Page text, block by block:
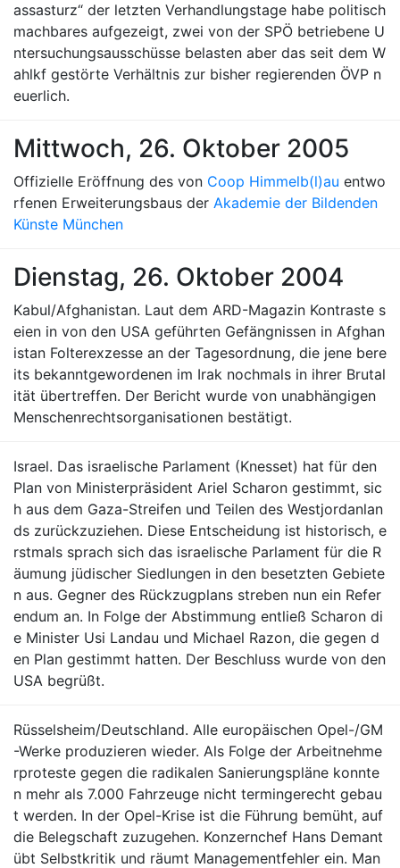
assasturz“ der letzten Verhandlungstage habe politisch
machbares aufgezeigt, zwei von der SPÖ betriebene U
ntersuchungsausschüsse belasten aber das seit dem W
ahlkf gestörte Verhältnis zur bisher regierenden ÖVP n
euerlich.
Mittwoch, 26. Oktober 2005
Offizielle Eröffnung des von Coop Himmelb(l)au entwo
rfenen Erweiterungsbaus der Akademie der Bildenden
Künste München
Dienstag, 26. Oktober 2004
Kabul/Afghanistan. Laut dem ARD-Magazin Kontraste s
eien in von den USA geführten Gefängnissen in Afghan
istan Folterexzesse an der Tagesordnung, die jene bere
its bekanntgewordenen im Irak nochmals in ihrer Brutal
ität übertreffen. Der Bericht wurde von unabhängigen
Menschenrechtsorganisationen bestätigt.
Israel. Das israelische Parlament (Knesset) hat für den
Plan von Ministerpräsident Ariel Scharon gestimmt, sic
h aus dem Gaza-Streifen und Teilen des Westjordanlan
ds zurückzuziehen. Diese Entscheidung ist historisch, e
rstmals sprach sich das israelische Parlament für die R
äumung jüdischer Siedlungen in den besetzten Gebiete
n aus. Gegner des Rückzugplans streben nun ein Refer
endum an. In Folge der Abstimmung entließ Scharon di
e Minister Usi Landau und Michael Razon, die gegen d
en Plan gestimmt hatten. Der Beschluss wurde von den
USA begrüßt.
Rüsselsheim/Deutschland. Alle europäischen Opel-/GM
-Werke produzieren wieder. Als Folge der Arbeitnehme
rproteste gegen die radikalen Sanierungspläne konnte
n mehr als 7.000 Fahrzeuge nicht termingerecht gebau
t werden. In der Opel-Krise ist die Führung bemüht, auf
die Belegschaft zuzugehen. Konzernchef Hans Demant
übt Selbstkritik und räumt Managementfehler ein. Man